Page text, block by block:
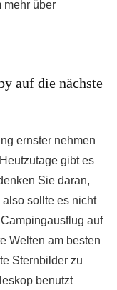
mehr über
auf die nächste
ernster nehmen
gibt es
Sie daran,
sollte es nicht
auf
Welten am besten
Sternbilder zu
benutzt